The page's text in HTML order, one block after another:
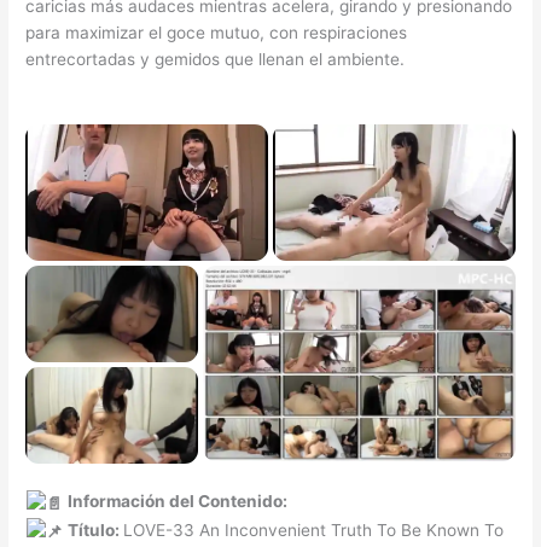
caricias más audaces mientras acelera, girando y presionando
para maximizar el goce mutuo, con respiraciones
entrecortadas y gemidos que llenan el ambiente.
Información del Contenido:
Título: LOVE-33 An Inconvenient Truth To Be Known To